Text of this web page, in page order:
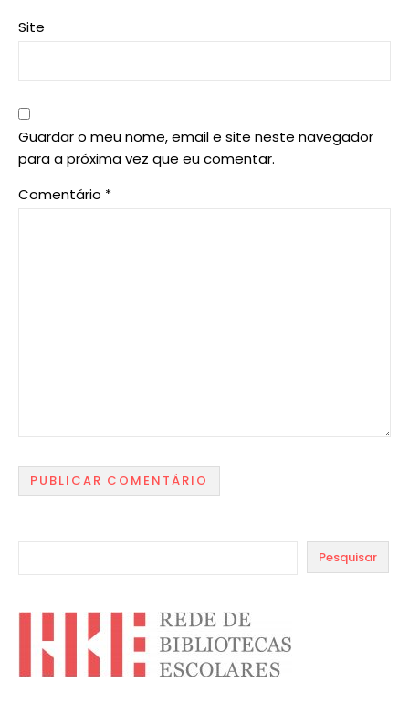
Site
Guardar o meu nome, email e site neste navegador
para a próxima vez que eu comentar.
Comentário *
Pesquisar